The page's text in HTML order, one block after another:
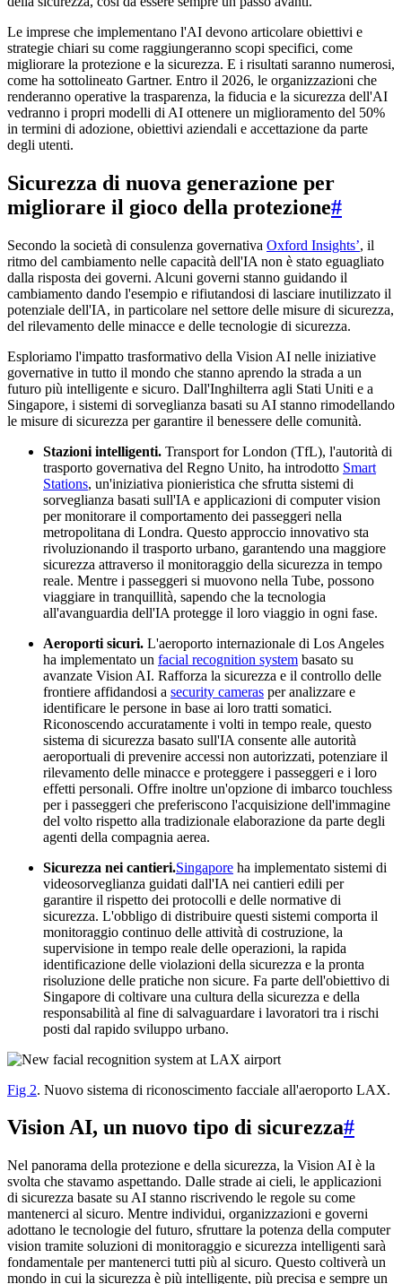
Le imprese che implementano l'AI devono articolare obiettivi e
strategie chiari su come raggiungeranno scopi specifici, come
migliorare la protezione e la sicurezza. E i risultati saranno numerosi,
come ha sottolineato Gartner. Entro il 2026, le organizzazioni che
renderanno operative la trasparenza, la fiducia e la sicurezza dell'AI
vedranno i propri modelli di AI ottenere un miglioramento del 50%
in termini di adozione, obiettivi aziendali e accettazione da parte
degli utenti.
Sicurezza di nuova generazione per
migliorare il gioco della protezione#
Secondo la società di consulenza governativa Oxford Insights’, il
ritmo del cambiamento nelle capacità dell'IA non è stato eguagliato
dalla risposta dei governi. Alcuni governi stanno guidando il
cambiamento dando l'esempio e rifiutandosi di lasciare inutilizzato il
potenziale dell'IA, in particolare nel settore delle misure di sicurezza,
del rilevamento delle minacce e delle tecnologie di sicurezza.
Esploriamo l'impatto trasformativo della Vision AI nelle iniziative
governative in tutto il mondo che stanno aprendo la strada a un
futuro più intelligente e sicuro. Dall'Inghilterra agli Stati Uniti e a
Singapore, i sistemi di sorveglianza basati su AI stanno rimodellando
le misure di sicurezza per garantire il benessere delle comunità.
Stazioni intelligenti. Transport for London (TfL), l'autorità di
trasporto governativa del Regno Unito, ha introdotto Smart
Stations, un'iniziativa pionieristica che sfrutta sistemi di
sorveglianza basati sull'IA e applicazioni di computer vision
per monitorare il comportamento dei passeggeri nella
metropolitana di Londra. Questo approccio innovativo sta
rivoluzionando il trasporto urbano, garantendo una maggiore
sicurezza attraverso il monitoraggio della sicurezza in tempo
reale. Mentre i passeggeri si muovono nella Tube, possono
viaggiare in tranquillità, sapendo che la tecnologia
all'avanguardia dell'IA protegge il loro viaggio in ogni fase.
Aeroporti sicuri. L'aeroporto internazionale di Los Angeles
ha implementato un facial recognition system basato su
avanzate Vision AI. Rafforza la sicurezza e il controllo delle
frontiere affidandosi a security cameras per analizzare e
identificare le persone in base ai loro tratti somatici.
Riconoscendo accuratamente i volti in tempo reale, questo
sistema di sicurezza basato sull'IA consente alle autorità
aeroportuali di prevenire accessi non autorizzati, potenziare il
rilevamento delle minacce e proteggere i passeggeri e i loro
effetti personali. Offre inoltre un'opzione di imbarco touchless
per i passeggeri che preferiscono l'acquisizione dell'immagine
del volto rispetto alla tradizionale elaborazione da parte degli
agenti della compagnia aerea.
Sicurezza nei cantieri.Singapore ha implementato sistemi di
videosorveglianza guidati dall'IA nei cantieri edili per
garantire il rispetto dei protocolli e delle normative di
sicurezza. L'obbligo di distribuire questi sistemi comporta il
monitoraggio continuo delle attività di costruzione, la
supervisione in tempo reale delle operazioni, la rapida
identificazione delle violazioni della sicurezza e la pronta
risoluzione delle pratiche non sicure. Fa parte dell'obiettivo di
Singapore di coltivare una cultura della sicurezza e della
responsabilità al fine di salvaguardare i lavoratori tra i rischi
posti dal rapido sviluppo urbano.
Fig 2. Nuovo sistema di riconoscimento facciale all'aeroporto LAX.
Vision AI, un nuovo tipo di sicurezza#
Nel panorama della protezione e della sicurezza, la Vision AI è la
svolta che stavamo aspettando. Dalle strade ai cieli, le applicazioni
di sicurezza basate su AI stanno riscrivendo le regole su come
mantenerci al sicuro. Mentre individui, organizzazioni e governi
adottano le tecnologie del futuro, sfruttare la potenza della computer
vision tramite soluzioni di monitoraggio e sicurezza intelligenti sarà
fondamentale per mantenerci tutti più al sicuro. Questo coltiverà un
mondo in cui la sicurezza è più intelligente, più precisa e sempre un